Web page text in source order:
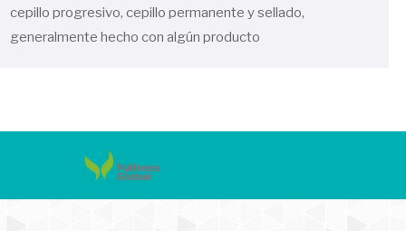
cepillo progresivo, cepillo permanente y sellado,
generalmente hecho con algún producto